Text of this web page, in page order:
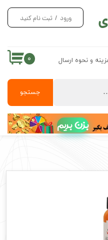
جستجو
ورود / ثبت نام کنید
۰ و نحوه ارسال
بزن بریم